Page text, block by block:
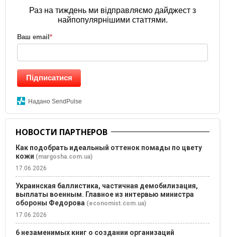
Раз на тиждень ми відправляємо дайджест з
найпопулярнішими статтями.
Ваш email*
Підписатися
Надано SendPulse
НОВОСТИ ПАРТНЕРОВ
Как подобрать идеальный оттенок помады по цвету
кожи (margosha.com.ua)
17.06.2026
Украинская баллистика, частичная демобилизация,
выплаты военным. Главное из интервью министра
обороны Федорова (economist.com.ua)
17.06.2026
6 незаменимых книг о создании организаций